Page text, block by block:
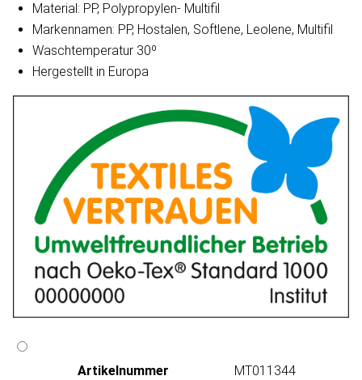
Material: PP, Polypropylen- Multifil
Markennamen: PP, Hostalen, Softlene, Leolene, Multifil
Waschtemperatur 30º
Hergestellt in Europa
Artikeln‌ummer
MT011344